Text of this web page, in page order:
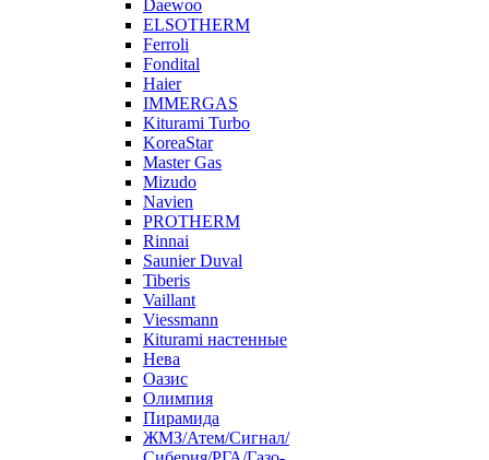
Daewoo
ELSOTHERM
Ferroli
Fondital
Haier
IMMERGAS
Kiturami Turbo
KoreaStar
Master Gas
Mizudo
Navien
PROTHERM
Rinnai
Saunier Duval
Tiberis
Vaillant
Viessmann
Кiturami настенные
Нева
Оазис
Олимпия
Пирамида
ЖМЗ/Атем/Сигнал/